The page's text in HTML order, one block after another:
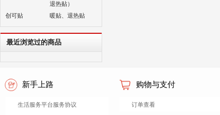
退热贴）
创可贴
暖贴、退热贴
最近浏览过的商品
新手上路
生活服务平台服务协议
购物与支付
订单查看